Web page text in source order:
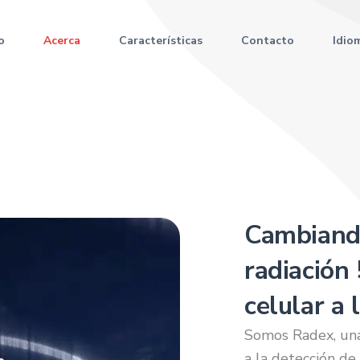
Acerca Características Contacto
radiación
celular a
Somos Radex,